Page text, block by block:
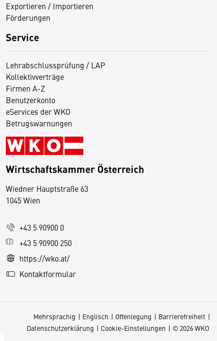
Exportieren / Importieren
Förderungen
Service
Lehrabschlussprüfung / LAP
Kollektivverträge
Firmen A-Z
Benutzerkonto
eServices der WKO
Betrugswarnungen
Wirtschaftskammer Österreich
Wiedner Hauptstraße 63
1045 Wien
+43 5 90900 0
+43 5 90900 250
https://wko.at/
Kontaktformular
Mehrsprachig Englisch Offenlegung
Barrierefreiheit
Datenschutzerklärung
Cookie-Einstellungen © 2026 WKO
D
s
e
S
e